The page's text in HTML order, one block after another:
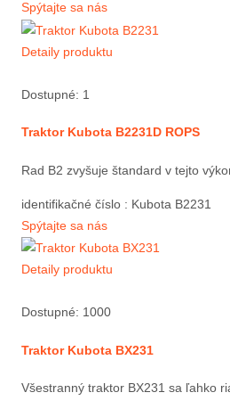
Spýtajte sa nás
Detaily produktu
Dostupné: 1
Traktor Kubota B2231D ROPS
Rad B2 zvyšuje štandard v tejto
identifikačné číslo : Kubota B2231
Spýtajte sa nás
Detaily produktu
Dostupné: 1000
Traktor Kubota BX231
Všestranný traktor BX231 sa ľahko